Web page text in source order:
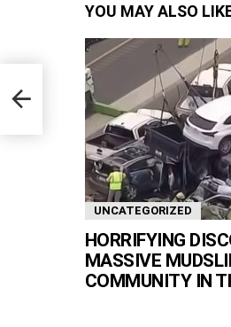
YOU MAY ALSO
UNCATEGORIZED
HORRIFYING
MASSIVE
COMMUNITY IN